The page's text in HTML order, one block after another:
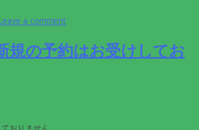
Leave a comment
規の予約はお受けしてお